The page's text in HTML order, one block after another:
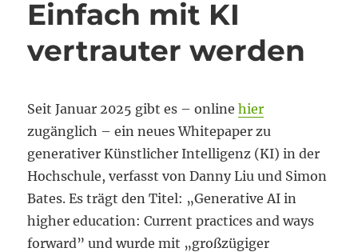
Einfach mit KI
vertrauter werden
Seit Januar 2025 gibt es – onlinehier
zugänglich – ein neues Whitepaper zu
generativer Künstlicher Intelligenz (KI) in der
Hochschule, verfasst von Danny Liu und Simon
Bates. Es trägt den Titel: „Generative AI in
higher education: Current practices and ways
forward” und wurde mit „großzügiger